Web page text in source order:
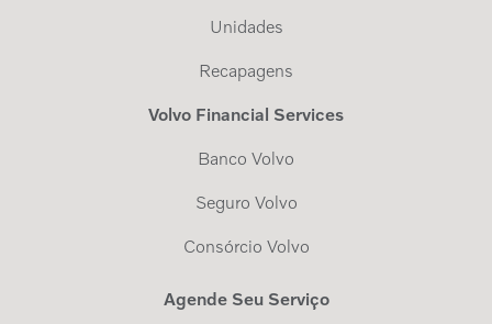
Unidades
Recapagens
Volvo Financial Services
Banco Volvo
Seguro Volvo
Consórcio Volvo
Agende Seu Serviço